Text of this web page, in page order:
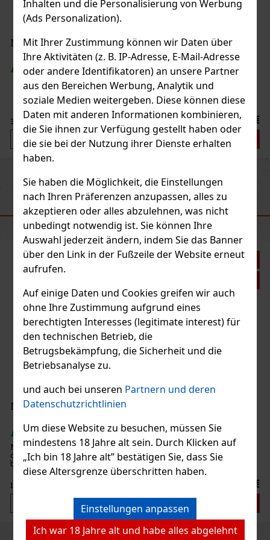
Inhalten und die Personalisierung von Werbung
(Ads Personalization).
Mit Ihrer Zustimmung können wir Daten über
Ihre Aktivitäten (z. B. IP-Adresse, E-Mail-Adresse
oder andere Identifikatoren) an unsere Partner
aus den Bereichen Werbung, Analytik und
soziale Medien weitergeben. Diese können diese
Daten mit anderen Informationen kombinieren,
die Sie ihnen zur Verfügung gestellt haben oder
die sie bei der Nutzung ihrer Dienste erhalten
haben.
Sie haben die Möglichkeit, die Einstellungen
nach Ihren Präferenzen anzupassen, alles zu
akzeptieren oder alles abzulehnen, was nicht
unbedingt notwendig ist. Sie können Ihre
Auswahl jederzeit ändern, indem Sie das Banner
über den Link in der Fußzeile der Website erneut
aufrufen.
Auf einige Daten und Cookies greifen wir auch
ohne Ihre Zustimmung aufgrund eines
berechtigten Interesses (legitimate interest) für
den technischen Betrieb, die
Betrugsbekämpfung, die Sicherheit und die
Betriebsanalyse zu.
und auch bei unseren Partnern und deren
Datenschutzrichtlinien
Um diese Website zu besuchen, müssen Sie
mindestens 18 Jahre alt sein. Durch Klicken auf
„Ich bin 18 Jahre alt” bestätigen Sie, dass Sie
diese Altersgrenze überschritten haben.
Einstellungen anpassen
Ich war 18 Jahre alt und habe alles abgelehnt
3.99 €
Neu
33 €
EMPFOHLENE PRODUKTE
21%
Basis,
Er
14.99 €
PreviousNext